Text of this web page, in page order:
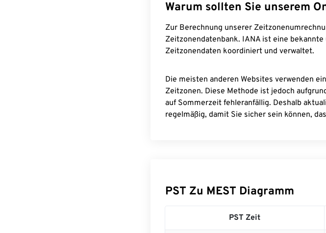
Warum sollten Sie unserem
Zur Berechnung unserer
Zeitzonendatenbank. IANA ist eine
Zeitzonendaten koordiniert und verwaltet.
Die meisten anderen Websites verwenden
Zeitzonen. Diese Methode ist jedoch
auf Sommerzeit fehleranfällig. Deshalb
regelmäßig, damit Sie sicher sein können,
PST Zu MEST Diagramm
PST Zeit